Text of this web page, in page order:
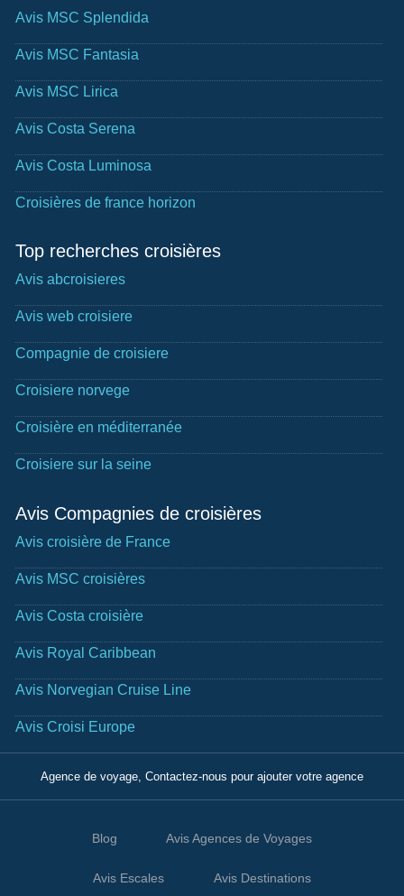
Avis MSC Splendida
Avis MSC Fantasia
Avis MSC Lirica
Avis Costa Serena
Avis Costa Luminosa
Croisières de france horizon
Top recherches croisières
Avis abcroisieres
Avis web croisiere
Compagnie de croisiere
Croisiere norvege
Croisière en méditerranée
Croisiere sur la seine
Avis Compagnies de croisières
Avis croisière de France
Avis MSC croisières
Avis Costa croisière
Avis Royal Caribbean
Avis Norvegian Cruise Line
Avis Croisi Europe
Agence de voyage, Contactez-nous pour ajouter votre agence
Blog Avis Agences de Voyages
Avis Escales Avis Destinations